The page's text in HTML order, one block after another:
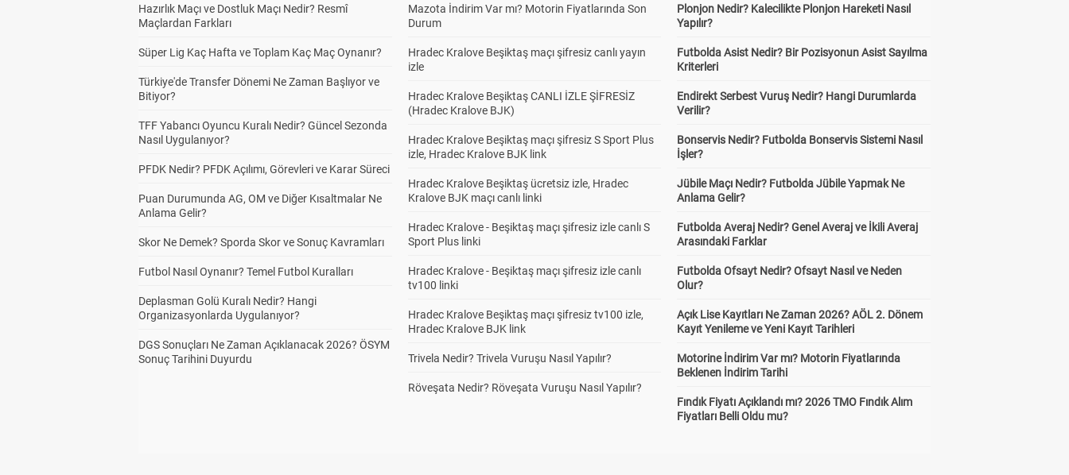
Hazırlık Maçı ve Dostluk Maçı Nedir? Resmî
Maçlardan Farkları
Süper Lig Kaç Hafta ve Toplam Kaç Maç Oynanır?
Türkiye'de Transfer Dönemi Ne Zaman Başlıyor ve
Bitiyor?
TFF Yabancı Oyuncu Kuralı Nedir? Güncel Sezonda
Nasıl Uygulanıyor?
PFDK Nedir? PFDK Açılımı, Görevleri ve Karar Süreci
Puan Durumunda AG, OM ve Diğer Kısaltmalar Ne
Anlama Gelir?
Skor Ne Demek? Sporda Skor ve Sonuç Kavramları
Futbol Nasıl Oynanır? Temel Futbol Kuralları
Deplasman Golü Kuralı Nedir? Hangi
Organizasyonlarda Uygulanıyor?
DGS Sonuçları Ne Zaman Açıklanacak 2026? ÖSYM
Sonuç Tarihini Duyurdu
Mazota İndirim Var mı? Motorin Fiyatlarında Son
Durum
Hradec Kralove Beşiktaş maçı şifresiz canlı yayın
izle
Hradec Kralove Beşiktaş CANLI İZLE ŞİFRESİZ
(Hradec Kralove BJK)
Hradec Kralove Beşiktaş maçı şifresiz S Sport Plus
izle, Hradec Kralove BJK link
Hradec Kralove Beşiktaş ücretsiz izle, Hradec
Kralove BJK maçı canlı linki
Hradec Kralove - Beşiktaş maçı şifresiz izle canlı S
Sport Plus linki
Hradec Kralove - Beşiktaş maçı şifresiz izle canlı
tv100 linki
Hradec Kralove Beşiktaş maçı şifresiz tv100 izle,
Hradec Kralove BJK link
Trivela Nedir? Trivela Vuruşu Nasıl Yapılır?
Röveşata Nedir? Röveşata Vuruşu Nasıl Yapılır?
Plonjon Nedir? Kalecilikte Plonjon Hareketi Nasıl
Yapılır?
Futbolda Asist Nedir? Bir Pozisyonun Asist Sayılma
Kriterleri
Endirekt Serbest Vuruş Nedir? Hangi Durumlarda
Verilir?
Bonservis Nedir? Futbolda Bonservis Sistemi Nasıl
İşler?
Jübile Maçı Nedir? Futbolda Jübile Yapmak Ne
Anlama Gelir?
Futbolda Averaj Nedir? Genel Averaj ve İkili Averaj
Arasındaki Farklar
Futbolda Ofsayt Nedir? Ofsayt Nasıl ve Neden
Olur?
Açık Lise Kayıtları Ne Zaman 2026? AÖL 2. Dönem
Kayıt Yenileme ve Yeni Kayıt Tarihleri
Motorine İndirim Var mı? Motorin Fiyatlarında
Beklenen İndirim Tarihi
Fındık Fiyatı Açıklandı mı? 2026 TMO Fındık Alım
Fiyatları Belli Oldu mu?